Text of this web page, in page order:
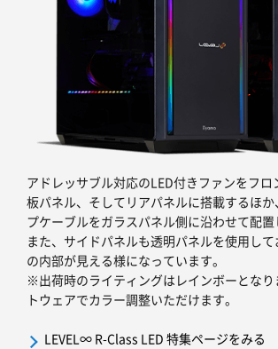
アドレッサブル対応のLED付きファンをフロ
板パネル、そしてリアパネルに搭載するほか
プケーブルをガラスパネル側に沿わせて配置
また、サイドパネルも透明パネルを使用し
の内部が見える様になっています。
※出荷時のライティングはレインボーとなり
トウェアでカラー調整いただけます。
LEVEL∞ R-Class LED 特集ページをみる